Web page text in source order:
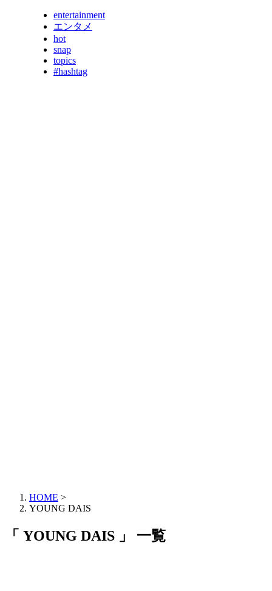
entertainment
エンタメ
hot
snap
topics
#hashtag
HOME >
YOUNG DAIS
「 YOUNG DAIS 」 一覧